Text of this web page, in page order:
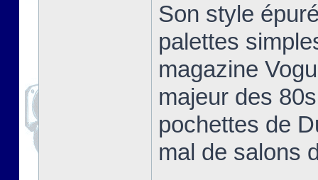
Son style
palettes
magazine
majeur des
pochettes de
mal de salons